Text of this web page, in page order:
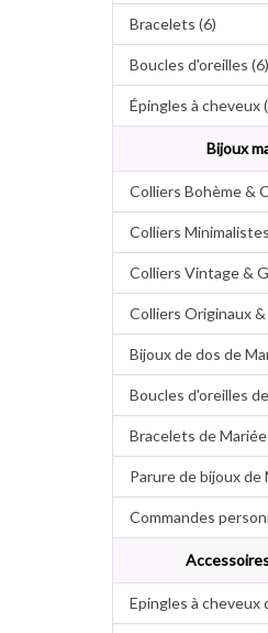
Bracelets (6)
Boucles d'oreilles (6)
Épingles à cheveux
Bijoux
Colliers Bohème &
Colliers
Colliers Vintage &
Colliers Originaux &
Bijoux de dos de
Boucles d'oreilles
Bracelets de Mariée
Parure de bijoux de
Commandes
Epingles à cheveux